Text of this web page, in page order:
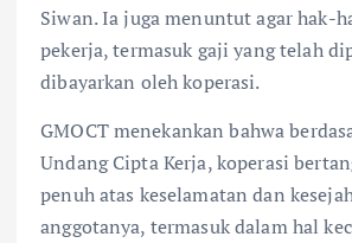
Siwan. Ia juga menuntut agar hak-
pekerja, termasuk gaji yang telah
dibayarkan oleh koperasi.
GMOCT menekankan bahwa
Undang Cipta Kerja, koperasi
penuh atas keselamatan dan
anggotanya, termasuk dalam hal